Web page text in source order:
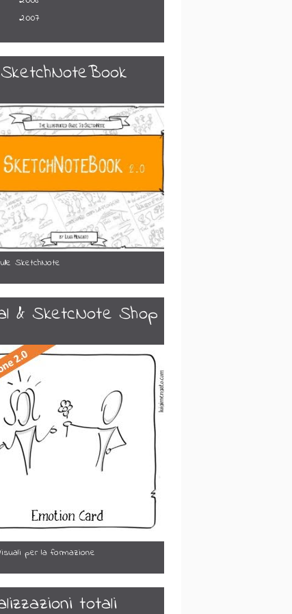
2007
SketchNote
& SketcNote Shop
per la formazione
totali